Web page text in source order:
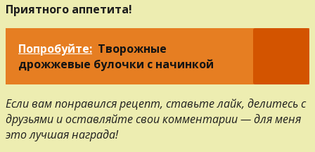
Приятного аппетита!
Попробуйте: Творожные
дрожжевые булочки с начинкой
Если вам понравился рецепт, ставьте лайк, делитесь с
друзьями и оставляйте свои комментарии — для меня
это лучшая награда!